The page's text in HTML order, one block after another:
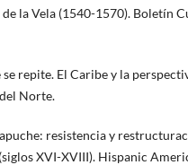
la Vela (1540-1570). Boletín
repite. El Caribe y la
Norte.
resistencia y
XVI-XVIII). Hispanic